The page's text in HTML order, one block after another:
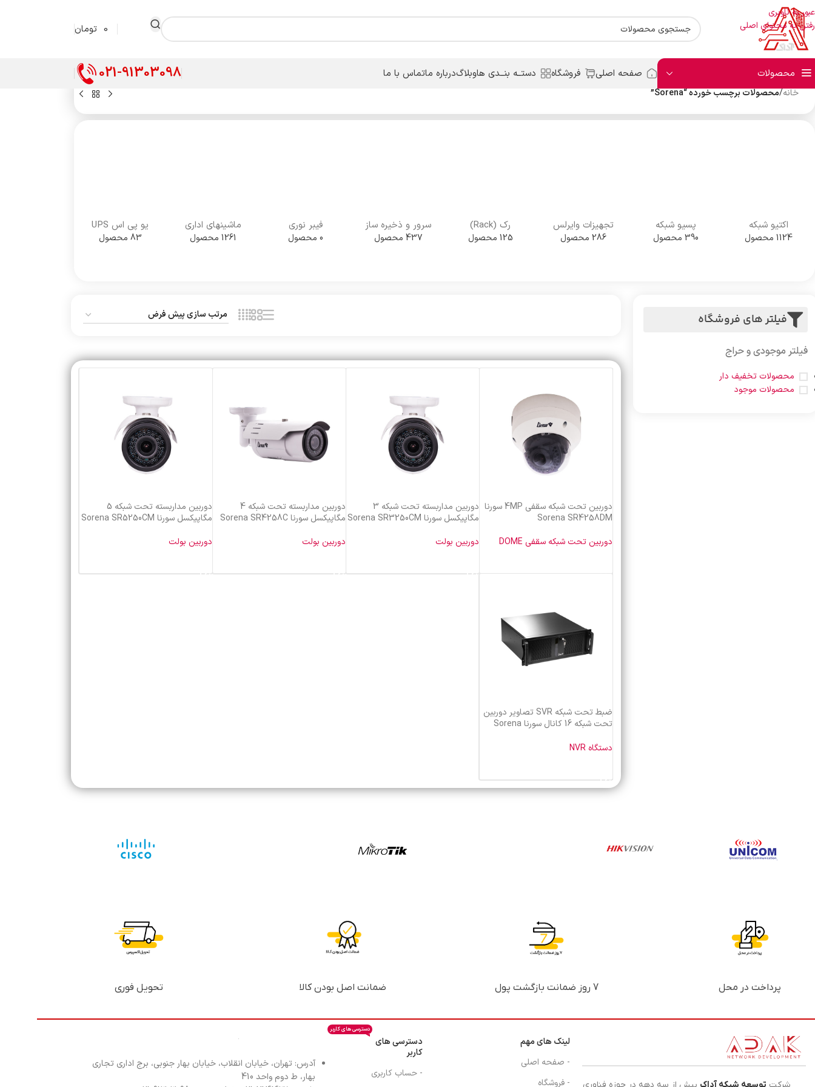
عبور به ناوبری
رفتن به محتوای اصلی
0 تومان
محصولات صفحه اصلی فروشگاه دستــه بنــدی هاوبلاگدرباره ماتماس با ما 021-91303098
خانه/محصولات برچسب خورده “Sorena”
اکتیو شبکه
1124 محصول
پسیو شبکه
390 محصول
تجهیزات وایرلس
286 محصول
رک (Rack)
125 محصول
سرور و ذخیره ساز
437 محصول
فیبر نوری
0 محصول
ماشینهای اداری
1261 محصول
یو پی اس UPS
83 محصول
فیلتر های فروشگاه
فیلتر موجودی و حراج
محصولات تخفیف دار
محصولات موجود
دوربین تحت شبکه سقفی 4MP سورنا
Sorena SR4258DM
دوربین تحت شبکه سقفی DOME
دوربین مداربسته تحت شبکه 3
مگاپیکسل سورنا Sorena SR3250CM
دوربین بولت
دوربین مداربسته تحت شبکه 4
مگاپیکسل سورنا Sorena SR4258C
دوربین بولت
دوربین مداربسته تحت شبکه 5
مگاپیکسل سورنا Sorena SR5250CM
دوربین بولت
ضبط تحت شبکه SVR تصاویر دوربین
تحت شبکه 16 کانال سورنا Sorena
دستگاه NVR
پرداخت در محل 7 روز ضمانت بازگشت پول ضمانت اصل بودن کالا تحویل فوری
لینک های مهم
- صفحه اصلی
- فروشگاه
دسترسی های
کاربر
دسترسی های کاربر
- حساب کاربری
آدرس: تهران، خیابان انقلاب، خیابان بهار جنوبی، برج اداری تجاری
بهار، ط دوم واحد 410